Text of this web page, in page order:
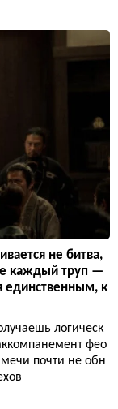
не битва,
каждый труп —
единственным, к
логическ
фео
мечи почти не обн